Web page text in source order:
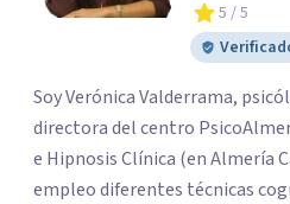
5 / 5
Soy Verónica Valderrama,
directora del centro
e Hipnosis Clínica (en Almería Capital). En
empleo diferentes técnicas